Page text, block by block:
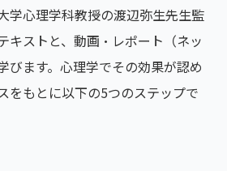
学心理学科教授の渡辺弥生先生監
キストと、動画・レポート（ネッ
びます。心理学でその効果が認め
をもとに以下の5つのステップで